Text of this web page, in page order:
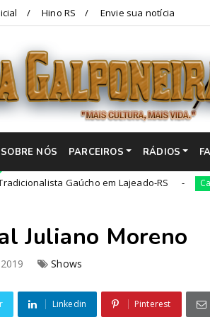
Hino RS Envie sua notícia
SOBRE NÓS PARCEIROS RÁDIOS
Gaúcho em Lajeado-RS Campeiro
Juliano Moreno
Shows
Linkedin Pinterest